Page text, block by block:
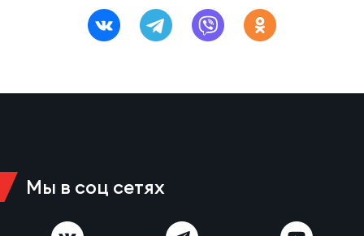
Мы в соц сетях